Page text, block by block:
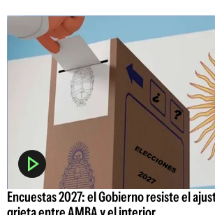
Encuestas 2027: el Gobierno resiste el